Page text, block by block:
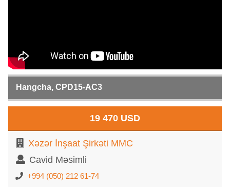
Hangcha, CPD15-AC3
19 470 USD
Xəzər İnşaat Şirkəti MMC
Cavid Məsimli
+994 (050) 212 61-74